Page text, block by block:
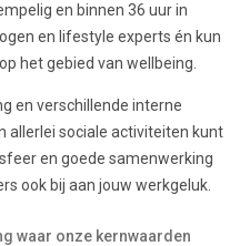
en binnen 36 uur in
en lifestyle experts én kun
het gebied van wellbeing.
en verschillende interne
allerlei sociale activiteiten kunt
en goede samenwerking
ook bij aan jouw werkgeluk.
waar onze kernwaarden